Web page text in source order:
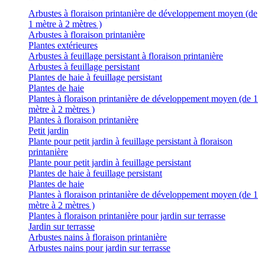
Arbustes à floraison printanière de développement moyen (de
1 mètre à 2 mètres )
Arbustes à floraison printanière
Plantes extérieures
Arbustes à feuillage persistant à floraison printanière
Arbustes à feuillage persistant
Plantes de haie à feuillage persistant
Plantes de haie
Plantes à floraison printanière de développement moyen (de 1
mètre à 2 mètres )
Plantes à floraison printanière
Petit jardin
Plante pour petit jardin à feuillage persistant à floraison
printanière
Plante pour petit jardin à feuillage persistant
Plantes de haie à feuillage persistant
Plantes de haie
Plantes à floraison printanière de développement moyen (de 1
mètre à 2 mètres )
Plantes à floraison printanière pour jardin sur terrasse
Jardin sur terrasse
Arbustes nains à floraison printanière
Arbustes nains pour jardin sur terrasse